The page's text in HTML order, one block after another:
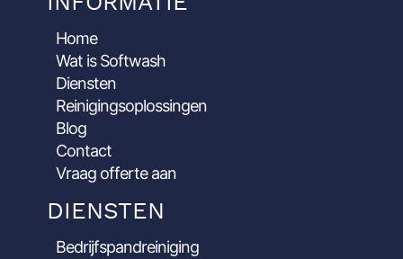
Home
Wat is Softwash
Diensten
Reinigingsoplossingen
Blog
Contact
Vraag offerte aan
DIENSTEN
Bedrijfspandreiniging